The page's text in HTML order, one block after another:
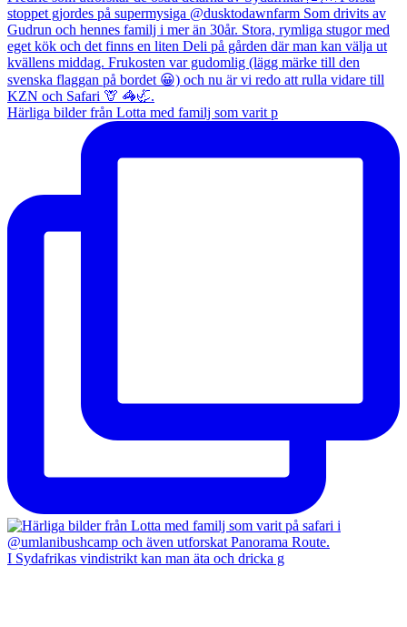
Härliga bilder från Lotta med familj som varit p
I Sydafrikas vindistrikt kan man äta och dricka g